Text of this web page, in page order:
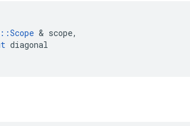
::Scope & scope,
diagonal